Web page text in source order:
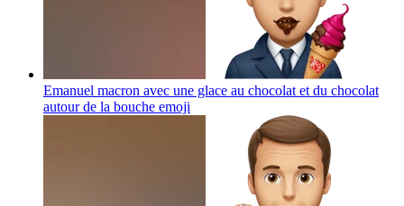
Emanuel macron avec une glace au chocolat et du chocolat
autour de la bouche emoji